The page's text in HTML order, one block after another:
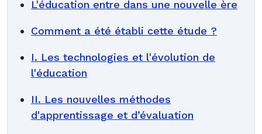
L'éducation entre dans une nouvelle ère
Comment a été établi cette étude ?
I. Les technologies et l'évolution de
l'éducation
II. Les nouvelles méthodes
d'apprentissage et d’évaluation